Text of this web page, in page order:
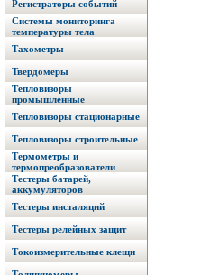
Регистраторы событий
Системы мониторинга
температуры тела
Тахометры
Твердомеры
Тепловизоры
промышленные
Тепловизоры стационарные
Тепловизоры строительные
Термометры и
термопреобразователи
Тестеры батарей,
аккумуляторов
Тестеры инсталяций
Тестеры релейных защит
Токоизмерительные клещи